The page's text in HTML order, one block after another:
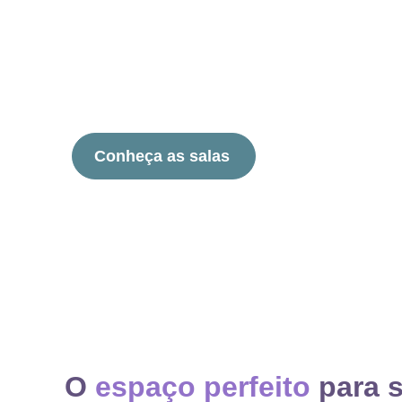
Conheça as salas
O espaço perfeito para